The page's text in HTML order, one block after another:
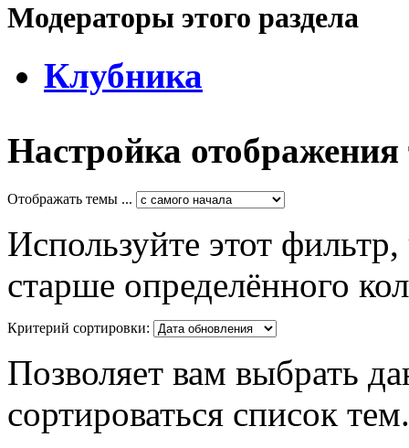
Модераторы этого раздела
Клубника
Настройка отображения
Отображать темы ...
Используйте этот
старше определённого
Критерий сортировки:
Позволяет вам выбрать
сортироваться список тем.